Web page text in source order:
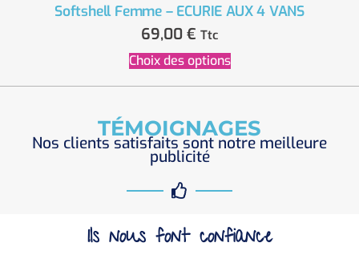
Softshell Femme – ECURIE AUX 4 VANS
69,00 € Ttc
Choix des options
TÉMOIGNAGES
Nos clients satisfaits sont notre meilleure
publicité
Ils nous font confiance